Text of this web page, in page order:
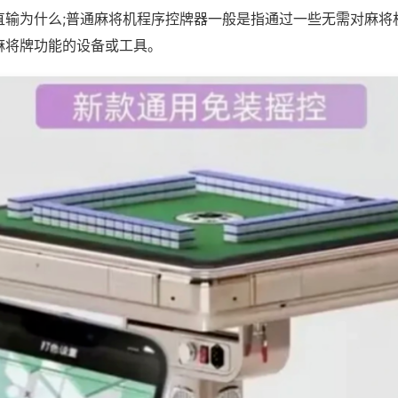
为什么;普通麻将机程序控牌器一般是指通过一些无需对麻
牌功能的设备或工具。